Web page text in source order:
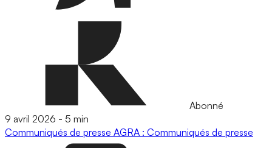
Abonné
9 avril 2026 - 5 min
Communiqués de presse AGRA : Communiqués de presse